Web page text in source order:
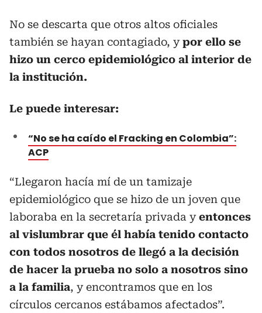
No se descarta que otros altos oficiales
también se hayan contagiado, ypor ello se
hizo un cerco epidemiológico al interior de
la institución.
Le puede interesar:
“No se ha caído el Fracking en Colombia”:
ACP
“Llegaron hacía mí de un tamizaje
epidemiológico que se hizo de un joven que
laboraba en la secretaría privada yentonces
al vislumbrar que él había tenido contacto
con todos nosotros de llegó a la decisión
de hacer la prueba no solo a nosotros sino
a la familia, y encontramos que en los
círculos cercanos estábamos afectados”.